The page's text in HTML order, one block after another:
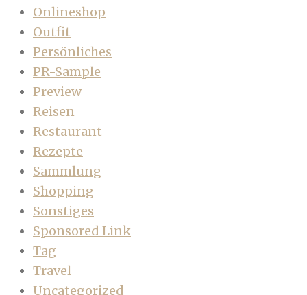
Onlineshop
Outfit
Persönliches
PR-Sample
Preview
Reisen
Restaurant
Rezepte
Sammlung
Shopping
Sonstiges
Sponsored Link
Tag
Travel
Uncategorized